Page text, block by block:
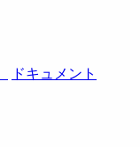
ドキュメント